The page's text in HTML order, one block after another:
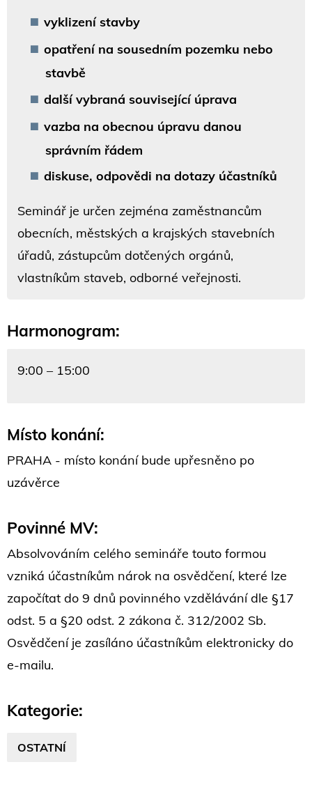
vyklizení stavby
opatření na sousedním pozemku nebo
stavbě
další vybraná související úprava
vazba na obecnou úpravu danou
správním řádem
diskuse, odpovědi na dotazy účastníků
Seminář je určen zejména zaměstnancům
obecních, městských a krajských stavebních
úřadů, zástupcům dotčených orgánů,
vlastníkům staveb, odborné veřejnosti.
Harmonogram:
9:00 – 15:00
Místo konání:
PRAHA - místo konání bude upřesněno po
uzávěrce
Povinné MV:
Absolvováním celého semináře touto formou
vzniká účastníkům nárok na osvědčení, které lze
započítat do 9 dnů povinného vzdělávání dle §17
odst. 5 a §20 odst. 2 zákona č. 312/2002 Sb.
Osvědčení je zasíláno účastníkům elektronicky do
e-mailu.
Kategorie:
OSTATNÍ